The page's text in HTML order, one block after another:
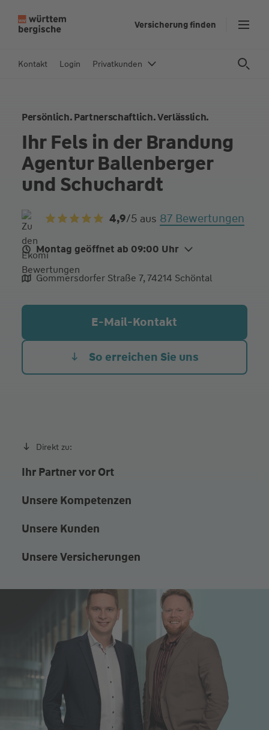
In
Versicherung finden
Kontakt Login Privatkunden
Persönlich. Partnerschaftlich. Verlässlich.
Ihr Fels in der Brandung
Agentur Ballenberger
und Schuchardt
4,9/5 aus 87 Bewertungen
Montag geöffnet ab 09:00 Uhr
Mo.
09:00 - 12:00
14:00 - 17:00
09:00 - 12:00
oder nach Vereinbarung
Gommersdorfer Straße 7, 74214 Schöntal
E-Mail-Kontakt
So erreichen Sie uns
Direkt zu:
Ihr Partner vor Ort
Unsere Kompetenzen
Unsere Kunden
Unsere Versicherungen